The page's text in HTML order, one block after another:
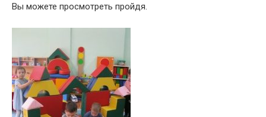
Вы можете просмотреть пройдя.